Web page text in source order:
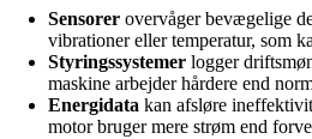
Sensorer overvåger bevægelige
vibrationer eller temperatur, som
Styringssystemer logger
maskine arbejder hårdere end
Energidata kan afsløre
motor bruger mere strøm end